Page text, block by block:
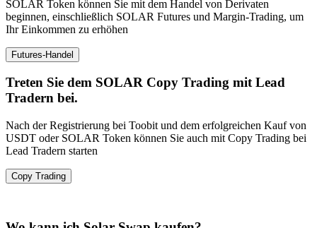
SOLAR Token können Sie mit dem Handel von Derivaten
beginnen, einschließlich SOLAR Futures und Margin-Trading, um
Ihr Einkommen zu erhöhen
Futures-Handel
Treten Sie dem SOLAR Copy Trading mit Lead
Tradern bei.
Nach der Registrierung bei Toobit und dem erfolgreichen Kauf von
USDT oder SOLAR Token können Sie auch mit Copy Trading bei
Lead Tradern starten
Copy Trading